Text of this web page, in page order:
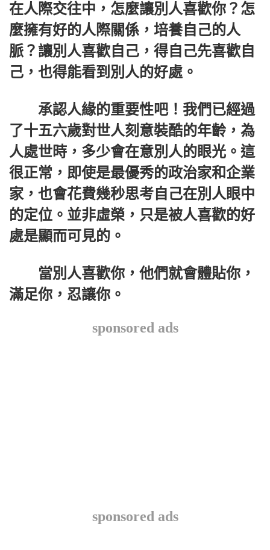
在人際交往中，怎麼讓別人喜歡你？怎
麼擁有好的人際關係，培養自己的人
脈？讓別人喜歡自己，得自己先喜歡自
己，也得能看到別人的好處。
承認人緣的重要性吧！我們已經過
了十五六歲對世人刻意裝酷的年齡，為
人處世時，多少會在意別人的眼光。這
很正常，即使是最優秀的政治家和企業
家，也會花費幾秒思考自己在別人眼中
的定位。並非虛榮，只是被人喜歡的好
處是顯而可見的。
當別人喜歡你，他們就會體貼你，
滿足你，忍讓你。
sponsored ads
sponsored ads